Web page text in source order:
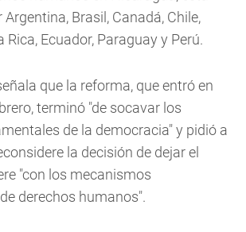
Brasil, Canadá, Chile,
Rica, Ecuador, Paraguay y Perú.
que la reforma, que entró en
terminó "de socavar los
de la democracia" y pidió a
la decisión de dejar el
"con los mecanismos
derechos humanos".